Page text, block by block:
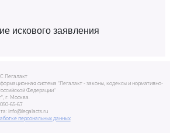
искового заявления
Легалакт
система "Легалакт - законы, кодексы и нормативно-
Федерации"
г. Москва.
65-67
info@legalacts.ru
персональных данных